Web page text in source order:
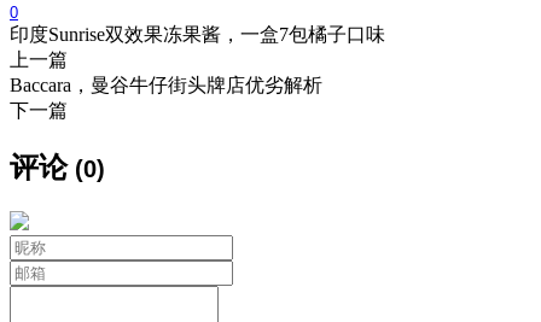
0
印度Sunrise双效果冻果酱，一盒7包橘子口味
上一篇
Baccara，曼谷牛仔街头牌店优劣解析
下一篇
评论(0)